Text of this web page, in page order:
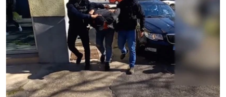
INFOGRAFIKE
KINA NA BALKANU
RSE PRIČE IZ SVIJETA
ISPRIČAJ MI
DNEVNO@RSE
SPECIJALI RSE